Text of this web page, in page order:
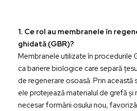
1. Ce rol au membranele în
ghidată (GBR)?
Membranele utilizate în procedurile
ca bariere biologice care separă
de regenerare osoasă. Prin această
ele protejează materialul de grefă și
necesar formării osului nou,